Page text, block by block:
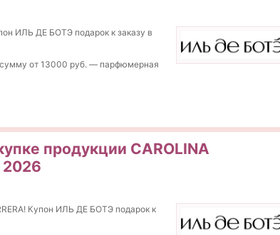
ИЛЬ ДЕ БОТЭ подарок к заказу в
сумму от 13000 руб. — парфюмерная
продукции CAROLINA
2026
Купон ИЛЬ ДЕ БОТЭ подарок к